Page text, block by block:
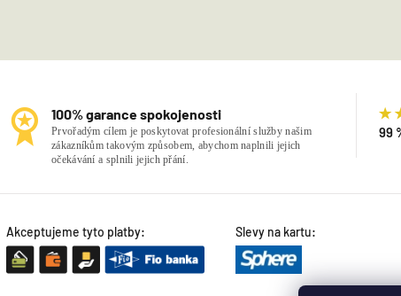
100% garance spokojenosti
Prvořadým cílem je poskytovat profesionální služby našim
zákazníkům takovým způsobem, abychom naplnili jejich
očekávání a splnili jejich přání.
99
Akceptujeme tyto platby: Slevy na kartu: